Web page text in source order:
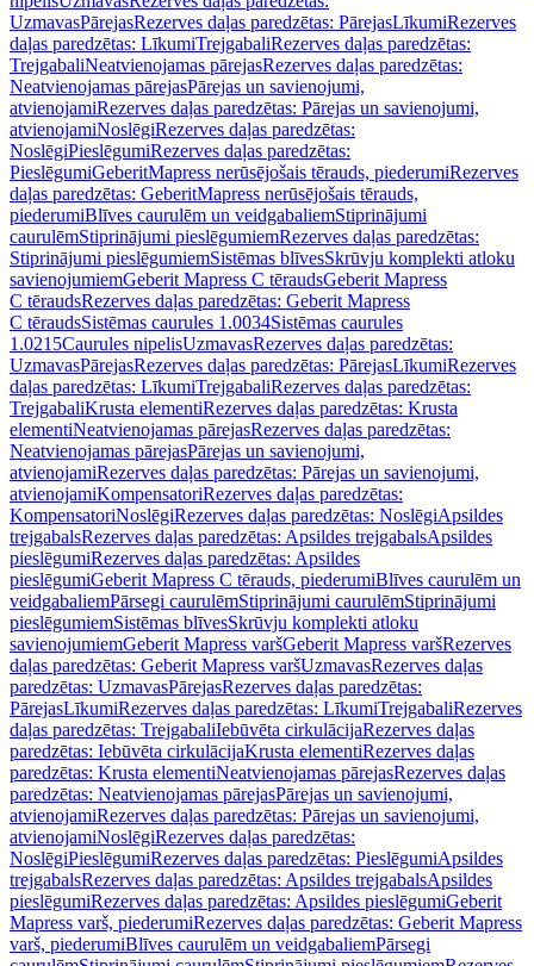
UzmavasPārejasRezerves daļas paredzētas: PārejasLīkumiRezerves
daļas paredzētas: LīkumiTrejgabaliRezerves daļas paredzētas:
TrejgabaliNeatvienojamas pārejasRezerves daļas paredzētas:
Neatvienojamas pārejasPārejas un savienojumi,
atvienojamiRezerves daļas paredzētas: Pārejas un savienojumi,
atvienojamiNoslēgiRezerves daļas paredzētas:
NoslēgiPieslēgumiRezerves daļas paredzētas:
PieslēgumiGeberitMapress nerūsējošais tērauds, piederumiRezerves
daļas paredzētas: GeberitMapress nerūsējošais tērauds,
piederumiBlīves caurulēm un veidgabaliemStiprinājumi
caurulēmStiprinājumi pieslēgumiemRezerves daļas paredzētas:
Stiprinājumi pieslēgumiemSistēmas blīvesSkrūvju komplekti atloku
savienojumiemGeberit Mapress C tēraudsGeberit Mapress
C tēraudsRezerves daļas paredzētas: Geberit Mapress
C tēraudsSistēmas caurules 1.0034Sistēmas caurules
1.0215Caurules nipelisUzmavasRezerves daļas paredzētas:
UzmavasPārejasRezerves daļas paredzētas: PārejasLīkumiRezerves
daļas paredzētas: LīkumiTrejgabaliRezerves daļas paredzētas:
TrejgabaliKrusta elementiRezerves daļas paredzētas: Krusta
elementiNeatvienojamas pārejasRezerves daļas paredzētas:
Neatvienojamas pārejasPārejas un savienojumi,
atvienojamiRezerves daļas paredzētas: Pārejas un savienojumi,
atvienojamiKompensatoriRezerves daļas paredzētas:
KompensatoriNoslēgiRezerves daļas paredzētas: NoslēgiApsildes
trejgabalsRezerves daļas paredzētas: Apsildes trejgabalsApsildes
pieslēgumiRezerves daļas paredzētas: Apsildes
pieslēgumiGeberit Mapress C tērauds, piederumiBlīves caurulēm un
veidgabaliemPārsegi caurulēmStiprinājumi caurulēmStiprinājumi
pieslēgumiemSistēmas blīvesSkrūvju komplekti atloku
savienojumiemGeberit Mapress varšGeberit Mapress varšRezerves
daļas paredzētas: Geberit Mapress varšUzmavasRezerves daļas
paredzētas: UzmavasPārejasRezerves daļas paredzētas:
PārejasLīkumiRezerves daļas paredzētas: LīkumiTrejgabaliRezerves
daļas paredzētas: TrejgabaliIebūvēta cirkulācijaRezerves daļas
paredzētas: Iebūvēta cirkulācijaKrusta elementiRezerves daļas
paredzētas: Krusta elementiNeatvienojamas pārejasRezerves daļas
paredzētas: Neatvienojamas pārejasPārejas un savienojumi,
atvienojamiRezerves daļas paredzētas: Pārejas un savienojumi,
atvienojamiNoslēgiRezerves daļas paredzētas:
NoslēgiPieslēgumiRezerves daļas paredzētas: PieslēgumiApsildes
trejgabalsRezerves daļas paredzētas: Apsildes trejgabalsApsildes
pieslēgumiRezerves daļas paredzētas: Apsildes pieslēgumiGeberit
Mapress varš, piederumiRezerves daļas paredzētas: Geberit Mapress
varš, piederumiBlīves caurulēm un veidgabaliemPārsegi